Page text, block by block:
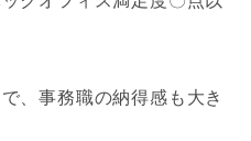
、事務職の納得感も大き